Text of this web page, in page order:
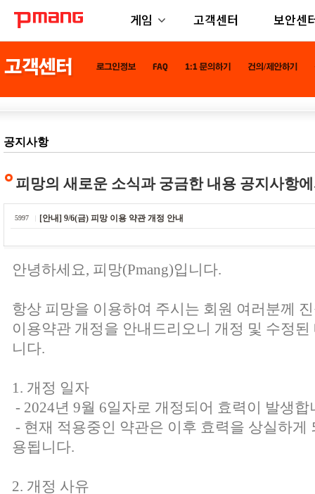
게임 고객센터 보안센
공지사항
피망의 새로운 소식과 궁금한 내용 공지사항
5997 [안내] 9/6(금) 피망 이용 약관 개정 안내
안녕하세요, 피망(Pmang)입니다.
항상 피망을 이용하여 주시는 회원 여러분께
이용약관 개정을 안내드리오니 개정 및 수정
니다.
1. 개정 일자
- 2024년 9월 6일자로 개정되어 효력이 발생합
- 현재 적용중인 약관은 이후 효력을 상실하게
용됩니다.
2. 개정 사유